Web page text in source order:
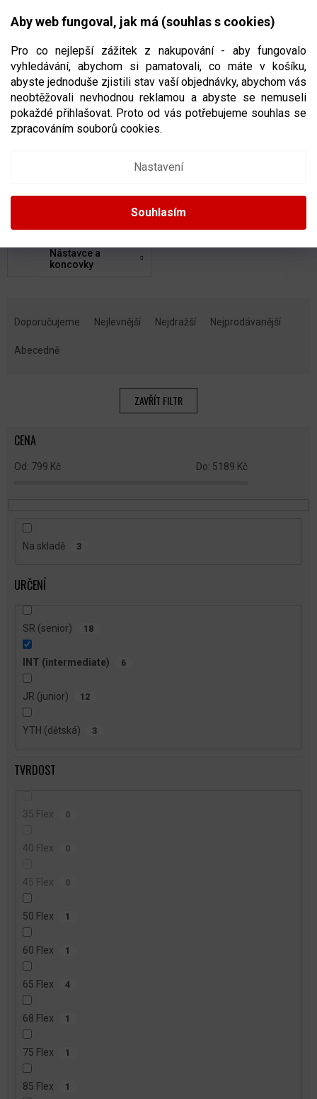
Aby web fungoval, jak má (souhlas s cookies)
Pro co nejlepší zážitek z nakupování - aby fungovalo
vyhledávání, abychom si pamatovali, co máte v košíku,
abyste jednoduše zjistili stav vaší objednávky, abychom vás
neobtěžovali nevhodnou reklamou a abyste se nemuseli
pokaždé přihlašovat. Proto od vás potřebujeme souhlas se
zpracováním souborů cookies.
Nastavení
Souhlasím
CZK
NÁKUPNÍ
HOKEJKY
Nástavce a
koncovky
Doporučujeme Nejlevnější Nejdražší Nejprodávanější
Abecedně
ZAVŘÍT FILTR
CENA
799 Kč 5189 Kč
Na skladě 3
URČENÍ
SR (senior) 18
INT (intermediate) 6
JR (junior) 12
YTH (dětská) 3
TVRDOST
35 Flex 0
40 Flex 0
45 Flex 0
50 Flex 1
60 Flex 1
65 Flex 4
68 Flex 1
75 Flex 1
85 Flex 1